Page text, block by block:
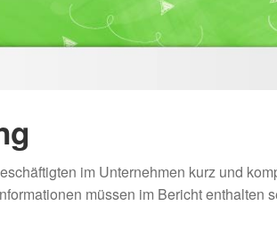
im Unternehmen kurz und
müssen im Bericht enthalten